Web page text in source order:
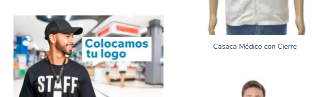
Casaca Médico con Cierre